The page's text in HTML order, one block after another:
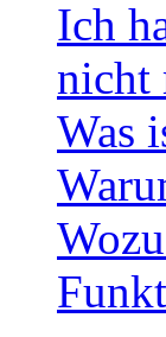
Ich
nicht
Was